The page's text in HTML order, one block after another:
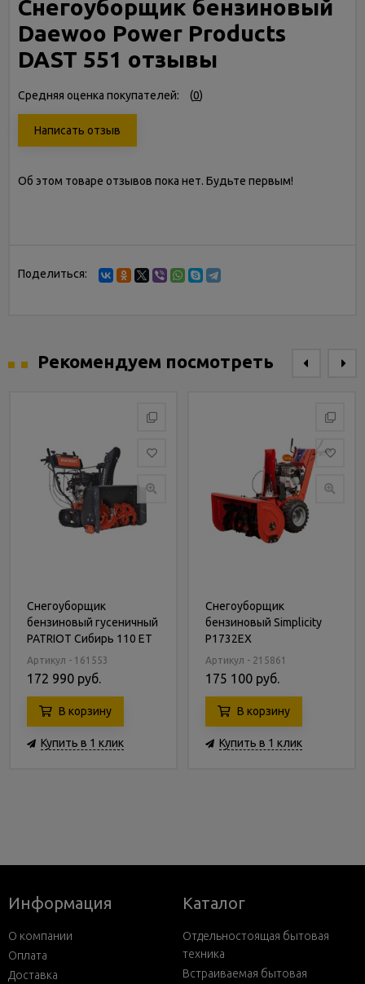
Снегоуборщик бензиновый
Daewoo Power Products
DAST 551 отзывы
Средняя оценка покупателей: (0)
Написать отзыв
Об этом товаре отзывов пока нет. Будьте первым!
Поделиться:
Рекомендуем посмотреть
Снегоуборщик
бензиновый гусеничный
PATRIOT Сибирь 110 ЕT
Артикул - 161553
172 990 руб.
В корзину
Купить в 1 клик
Снегоуборщик
бензиновый Simplicity
P1732EX
Артикул - 215861
175 100 руб.
В корзину
Купить в 1 клик
Информация
О компании
Оплата
Доставка
Каталог
Отдельностоящая бытовая
техника
Встраиваемая бытовая